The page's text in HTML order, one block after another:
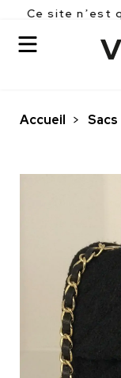
n’est qu’une
Accueil > Sacs